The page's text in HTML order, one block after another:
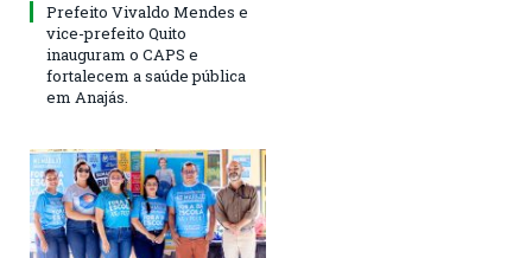
Prefeito Vivaldo Mendes e
vice-prefeito Quito
inauguram o CAPS e
fortalecem a saúde pública
em Anajás.